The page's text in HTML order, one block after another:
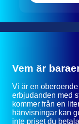
Vem är
Vi är en
erbjudanden med
kommer från en
hänvisningar kan
inte priset du